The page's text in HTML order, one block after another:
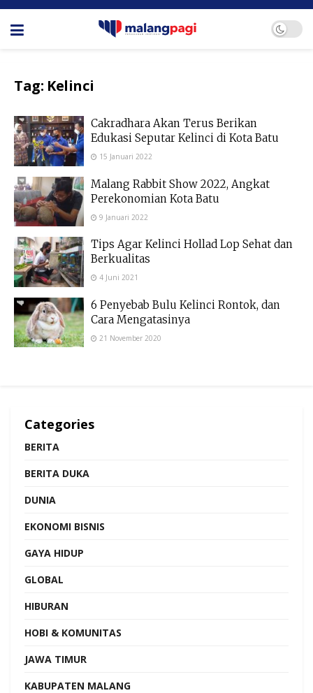
Tag: Kelinci
Cakradhara Akan Terus Berikan
Edukasi Seputar Kelinci di Kota Batu
15 Januari 2022
Malang Rabbit Show 2022, Angkat
Perekonomian Kota Batu
9 Januari 2022
Tips Agar Kelinci Hollad Lop Sehat dan
Berkualitas
4 Juni 2021
6 Penyebab Bulu Kelinci Rontok, dan
Cara Mengatasinya
21 November 2020
Categories
BERITA
BERITA DUKA
DUNIA
EKONOMI BISNIS
GAYA HIDUP
GLOBAL
HIBURAN
HOBI & KOMUNITAS
JAWA TIMUR
KABUPATEN MALANG